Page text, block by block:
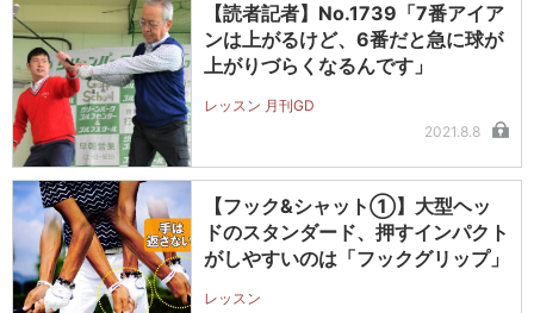
【読者記者】No.1739「7番アイア
ンは上がるけど、6番だと急に球が
上がりづらくなるんです」
レッスン 月刊GD
2021.8.8
【フック&シャット①】大型ヘッ
ドのスタンダード、押すインパクト
がしやすいのは「フックグリップ」
レッスン